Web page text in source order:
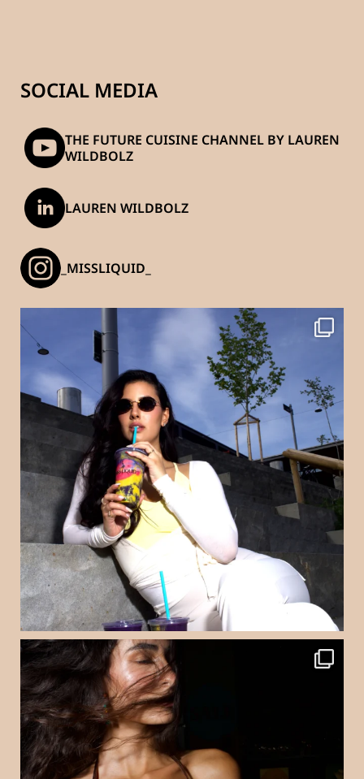
SOCIAL MEDIA
THE FUTURE CUISINE CHANNEL BY LAUREN
WILDBOLZ
LAUREN WILDBOLZ
_MISSLIQUID_